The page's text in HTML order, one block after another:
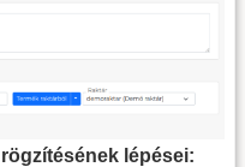
lépései: